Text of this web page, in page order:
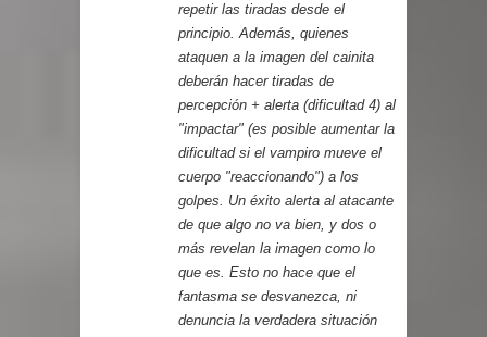
repetir las tiradas desde el
principio. Además, quienes
ataquen a la imagen del cainita
deberán hacer tiradas de
percepción + alerta (dificultad 4) al
"impactar" (es posible aumentar la
dificultad si el vampiro mueve el
cuerpo "reaccionando") a los
golpes. Un éxito alerta al atacante
de que algo no va bien, y dos o
más revelan la imagen como lo
que es. Esto no hace que el
fantasma se desvanezca, ni
denuncia la verdadera situación